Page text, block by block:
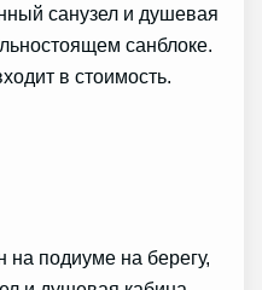
санузел и душевая
санблоке.
в стоимость.
подиуме на берегу,